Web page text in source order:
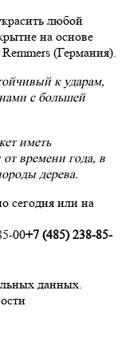
любой
на основе
(Германия).
к ударам,
с большей
иметь
от времени года, в
дерева.
сегодня или на
00+7 (485) 238-85-
данных.